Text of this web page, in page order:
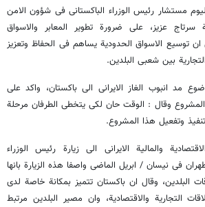
مستشار رئیس الوزراء الباکستانی فی شؤون الامن
سرتاج عزیز، علی ضرورة تطویر المعابر والاسواق
ان توسیع الاسواق الحدودیة یساهم فی الحفاظ وتعزیز
بین شعبی البلدین.
مد انبوب الغاز الایرانی الی باکستان، واکد علی
المشروع وقال : الوقت حان لکی یتخطی الطرفان مرحلة
وتفعیل هذا المشروع.
والمالیة الایرانی الی زیارة رئیس الوزراء
فی نیسان / ابریل الماضی واصفا هذه الزیارة بانها
البلدین، وقال ان باکستان تتمیز بمکانة خاصة لدی
التجاریة والاقتصادیة، وان مصیر البلدین مرتبط